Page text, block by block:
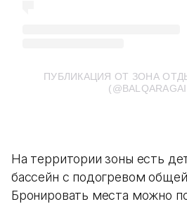
ПУБЛИКАЦИЯ ОТ ЗОНА
На территории зоны есть
бассейн с подогревом
Бронировать места можно